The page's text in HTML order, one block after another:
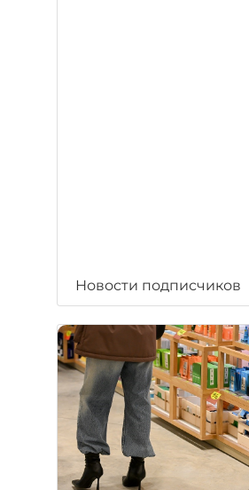
Новости подписчиков